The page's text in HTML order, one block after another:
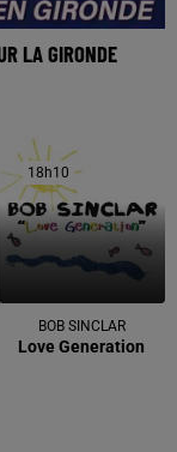
LA GIRONDE
18h10
18h10
BOB SINCLAR
Love Generation